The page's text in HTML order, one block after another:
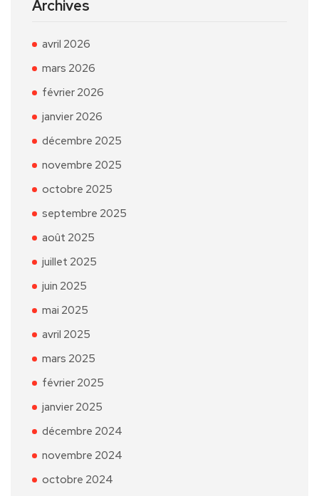
Archives
avril 2026
mars 2026
février 2026
janvier 2026
décembre 2025
novembre 2025
octobre 2025
septembre 2025
août 2025
juillet 2025
juin 2025
mai 2025
avril 2025
mars 2025
février 2025
janvier 2025
décembre 2024
novembre 2024
octobre 2024